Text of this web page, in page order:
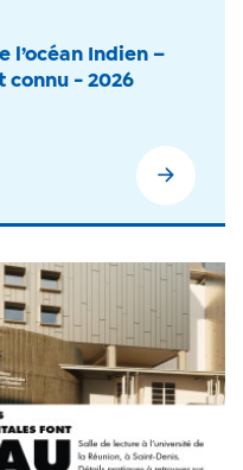
l’océan Indien –
connu - 2026